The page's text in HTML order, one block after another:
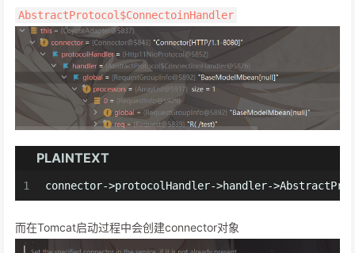
AbstractProtocol$ConnectoinHandler
PLAINTEXT
1 connector->protocolHandler->handler-
而在Tomcat启动过程中会创建connector对象